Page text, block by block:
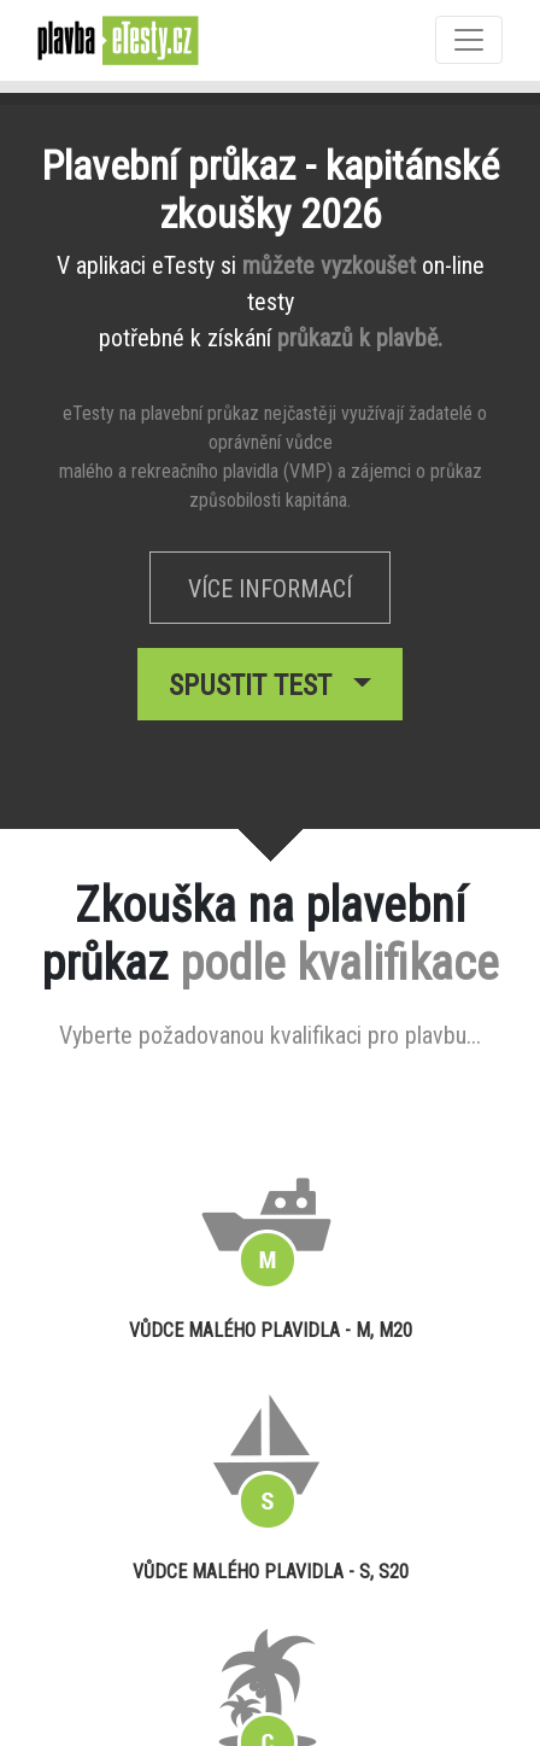
Plavební průkaz - kapitánské
zkoušky 2026
V aplikaci eTesty si můžete vyzkoušeton-line
testy
potřebné k získání průkazů k plavbě.
eTesty na plavební průkaz nejčastěji využívají žadatelé o
oprávnění vůdce
malého a rekreačního plavidla (VMP) a zájemci o průkaz
způsobilosti kapitána.
VÍCE INFORMACÍ
SPUSTIT TEST
Zkouška na plavební
průkaz podle kvalifikace
Vyberte požadovanou kvalifikaci pro plavbu...
VŮDCE MALÉHO PLAVIDLA - M, M20
VŮDCE MALÉHO PLAVIDLA - S, S20